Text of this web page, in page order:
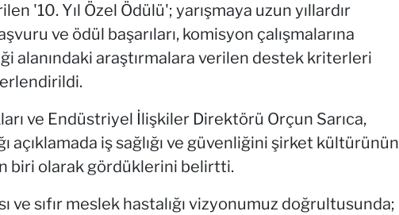
'10. Yıl Özel Ödülü'; yarışmaya uzun yıllardır
ve ödül başarıları, komisyon çalışmalarına
alanındaki araştırmalara verilen destek kriterleri
ve Endüstriyel İlişkiler Direktörü Orçun Sarıca,
açıklamada iş sağlığı ve güvenliğini şirket kültürünün
biri olarak gördüklerini belirtti.
ve sıfır meslek hastalığı vizyonumuz doğrultusunda;